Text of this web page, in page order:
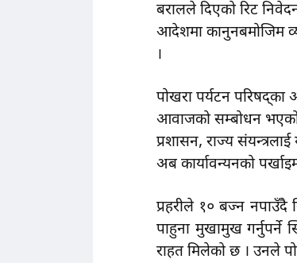
बरालले दिएको रिट
आदेशमा कानुनबमोजिम
।
पोखरा पर्यटन परिषद्का
आवाजको सम्बोधन भएको
प्रशासन, राज्य
अब कार्यावन्यनको
प्रहरीले १० बज्न नपाउँदै
पाहुना मुखामुख
राहत मिलेको छ । उनले